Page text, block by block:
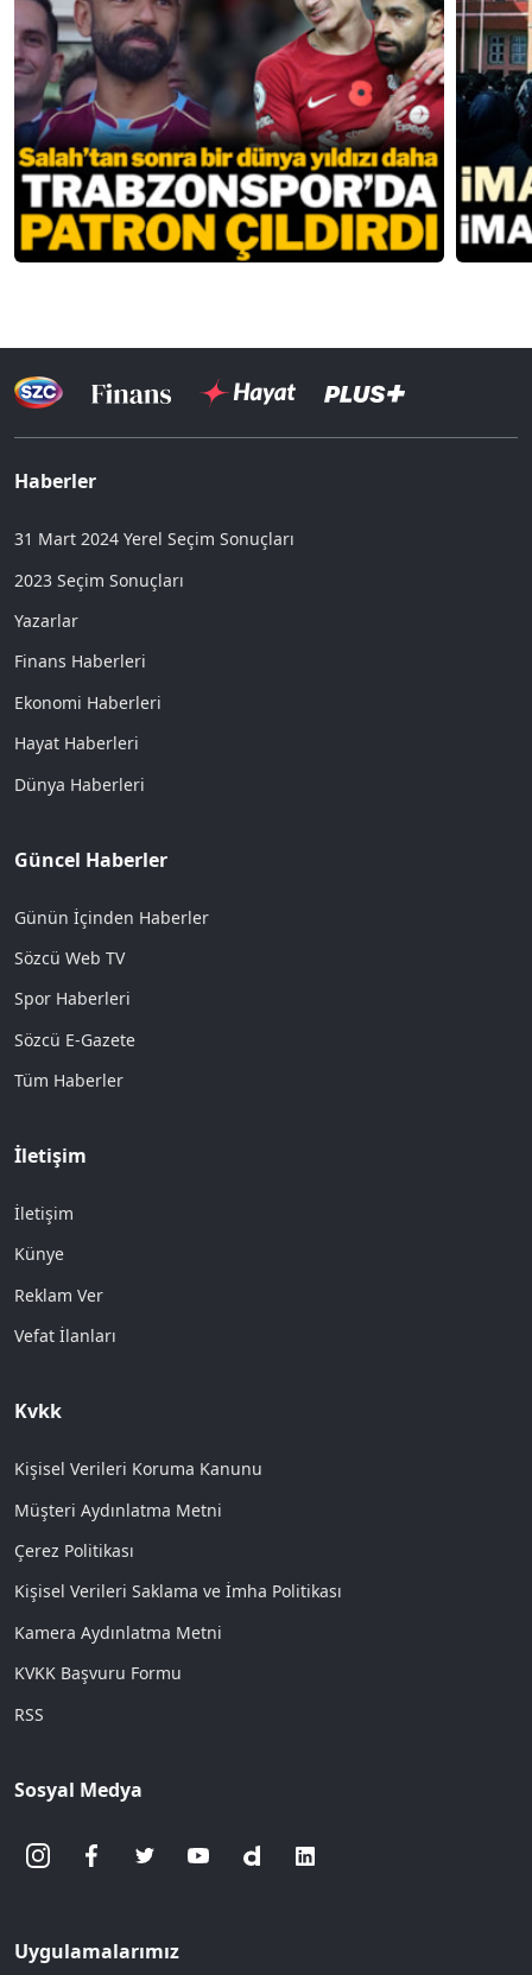
Haberler
31 Mart 2024 Yerel Seçim Sonuçları
2023 Seçim Sonuçları
Yazarlar
Finans Haberleri
Ekonomi Haberleri
Hayat Haberleri
Dünya Haberleri
Güncel Haberler
Günün İçinden Haberler
Sözcü Web TV
Spor Haberleri
Sözcü E-Gazete
Tüm Haberler
İletişim
İletişim
Künye
Reklam Ver
Vefat İlanları
Kvkk
Kişisel Verileri Koruma Kanunu
Müşteri Aydınlatma Metni
Çerez Politikası
Kişisel Verileri Saklama ve İmha Politikası
Kamera Aydınlatma Metni
KVKK Başvuru Formu
RSS
Sosyal Medya
Uygulamalarımız